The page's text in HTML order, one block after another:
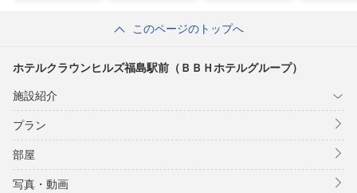
このページのトップへ
ホテルクラウンヒルズ福島駅前（ＢＢＨホテルグループ）
施設紹介
プラン
部屋
写真・動画